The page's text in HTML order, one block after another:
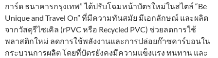
การ์ด ธนาคารกรุงเทพ” ได้ปรับโฉมหน้าบัตรใหม่ในสไตล์ “Be
Unique and Travel On” ที่มีความทันสมัย มีเอกลักษณ์ และผลิต
จากวัสดุรีไซเคิล (rPVC หรือ Recycled PVC) ช่วยลดการใช้
พลาสติกใหม่ ลดการใช้พลังงานและการปล่อยก๊าซคาร์บอนใน
กระบวนการผลิต โดยที่บัตรยังคงมีความแข็งแรง ทนทาน และ